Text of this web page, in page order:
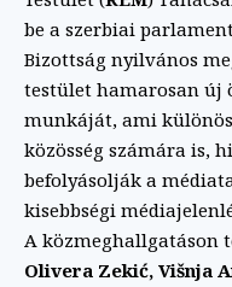
be a szerbiai
Bizottság nyilvános
testület hamarosan új
munkáját, ami
közösség számára is,
befolyásolják a
kisebbségi
A közmeghallgatáson
Olivera Zekić, Višnja